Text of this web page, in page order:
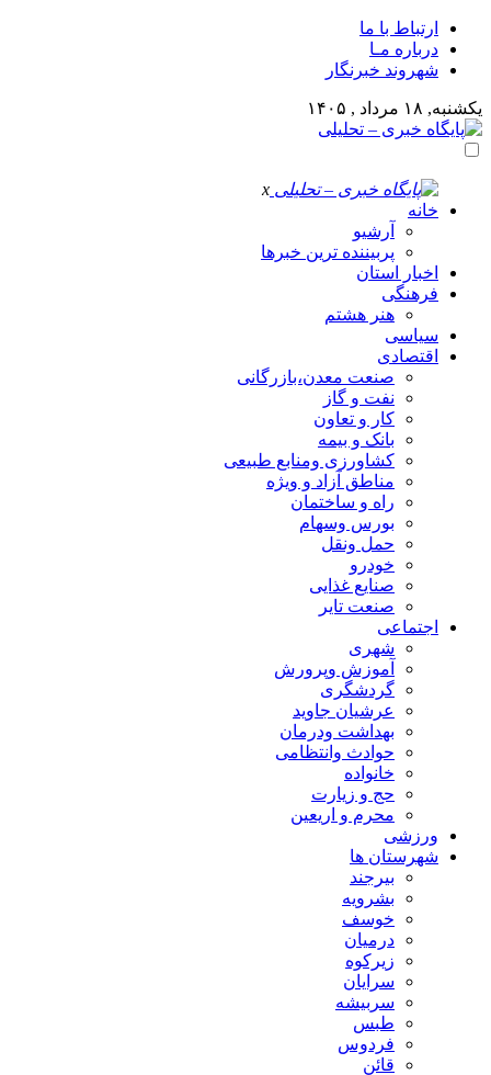
ارتباط با ما
درباره مـا
شهروند خبرنگار
یکشنبه, ۱۸ مرداد , ۱۴۰۵
x
خانه
آرشیو
پربیننده ترین خبرها
اخبار استان
فرهنگی
هنر هشتم
سیاسی
اقتصادی
صنعت معدن،بازرگانی
نفت و گاز
کار و تعاون
بانک و بیمه
کشاورزی ومنابع طبیعی
مناطق آزاد و ویژه
راه و ساختمان
بورس وسهام
حمل ونقل
خودرو
صنایع غذایی
صنعت تایر
اجتماعی
شهری
آموزش وپرورش
گردشگری
عرشیان جاوید
بهداشت ودرمان
حوادث وانتظامی
خانواده
حج و زیارت
محرم و اریعین
ورزشی
شهرستان ها
بیرجند
بشرویه
خوسف
درمیان
زیرکوه
سرایان
سربیشه
طبس
فردوس
قائن